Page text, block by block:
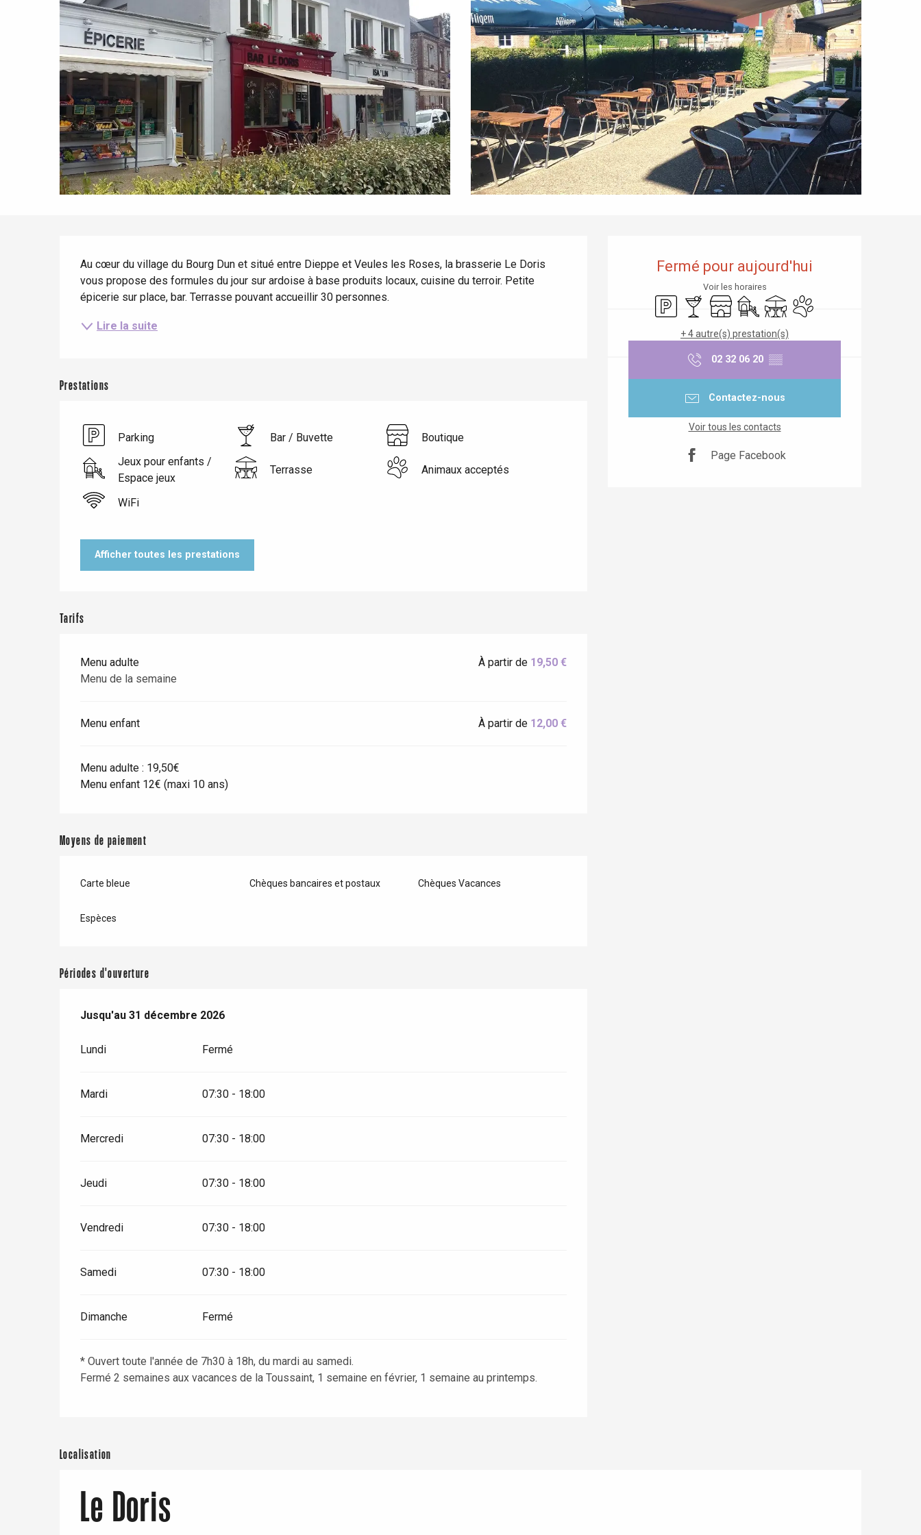
Clères
Criel-sur-Mer
Tout l'agenda
Eté
Quand il pleut
Avec les enfants
Entre amis
Lieux branchés
Meilleurs brunch
Restaurants avec vue
Séjours en bord de
mer
Séjours en train
Fermé pour aujourd'hui
Voir les horaires
ParkingBar / Buvette
BoutiqueJeux pour enfants / Espace jeux
TerrasseAnimaux acceptés
+ 4 autre(s) prestation(s)
02 32 06 20 ▒▒
Contactez-nous
Voir tous les contacts
Page Facebook
Au cœur du village du Bourg Dun et situé entre Dieppe et Veules les Roses, la brasserie Le Doris
vous propose des formules du jour sur ardoise à base produits locaux, cuisine du terroir. Petite
épicerie sur place, bar. Terrasse pouvant accueillir 30 personnes.
Lire la suite
Prestations
Parking Bar / Buvette
Boutique
Jeux pour enfants /
Espace jeux
Terrasse Animaux acceptés
WiFi
Afficher toutes les prestations
Tarifs
Menu adulte
Menu de la semaine
À partir de 19,50 €
Menu enfant À partir de 12,00 €
Menu adulte : 19,50€
Menu enfant 12€ (maxi 10 ans)
Moyens de paiement
Carte bleue Chèques bancaires et postaux Chèques Vacances
Espèces
Périodes d'ouverture
Du2 mars 2026au31 décembre 2026
Jusqu'au 31 décembre 2026
Lundi Fermé
Mardi 07:30 - 18:00
Mercredi 07:30 - 18:00
Jeudi 07:30 - 18:00
Vendredi 07:30 - 18:00
Samedi 07:30 - 18:00
Dimanche Fermé
* Ouvert toute l'année de 7h30 à 18h, du mardi au samedi.
Fermé 2 semaines aux vacances de la Toussaint, 1 semaine en février, 1 semaine au printemps.
Localisation
Le Doris